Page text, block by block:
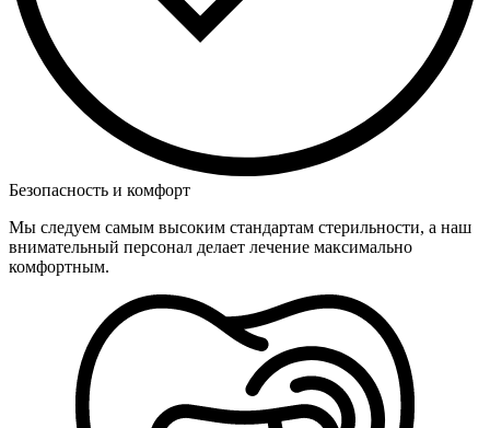
Безопасность и комфорт
Мы следуем самым высоким стандартам стерильности, а наш
внимательный персонал делает лечение максимально
комфортным.